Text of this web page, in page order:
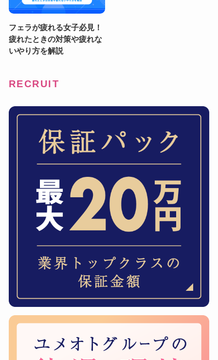
フェラが疲れる女子必見！
疲れたときの対策や疲れな
いやり方を解説
RECRUIT